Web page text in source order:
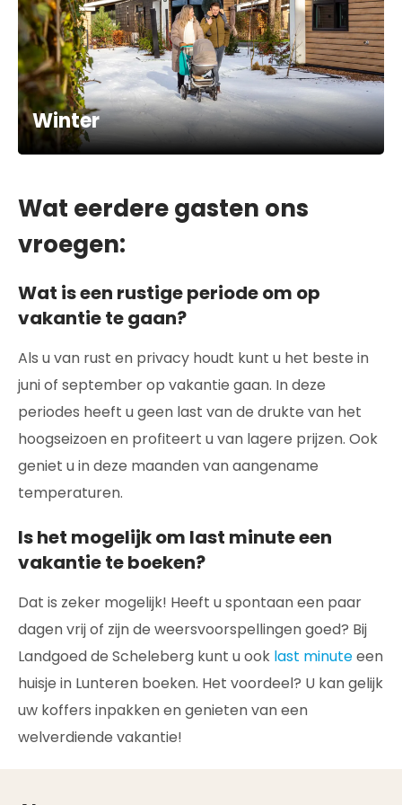
Winter
Wat eerdere gasten ons
vroegen:
Wat is een rustige periode om op
vakantie te gaan?
Als u van rust en privacy houdt kunt u het beste in
juni of september op vakantie gaan. In deze
periodes heeft u geen last van de drukte van het
hoogseizoen en profiteert u van lagere prijzen. Ook
geniet u in deze maanden van aangename
temperaturen.
Is het mogelijk om last minute een
vakantie te boeken?
Dat is zeker mogelijk! Heeft u spontaan een paar
dagen vrij of zijn de weersvoorspellingen goed? Bij
Landgoed de Scheleberg kunt u ook last minuteeen
huisje in Lunteren boeken. Het voordeel? U kan gelijk
uw koffers inpakken en genieten van een
welverdiende vakantie!